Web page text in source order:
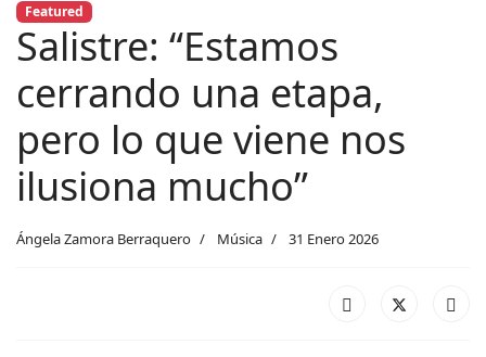
Featured
Salistre: “Estamos
cerrando una etapa,
pero lo que viene nos
ilusiona mucho”
Ángela Zamora Berraquero Música 31 Enero 2026